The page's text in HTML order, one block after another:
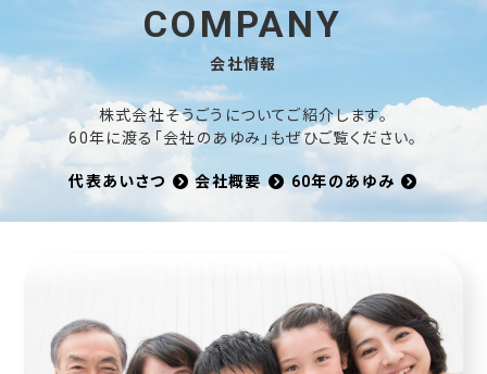
COMPANY
会社情報
株式会社そうごうについてご紹介します。
60年に渡る「会社のあゆみ」もぜひご覧ください。
代表あいさつ 会社概要 60年のあゆみ